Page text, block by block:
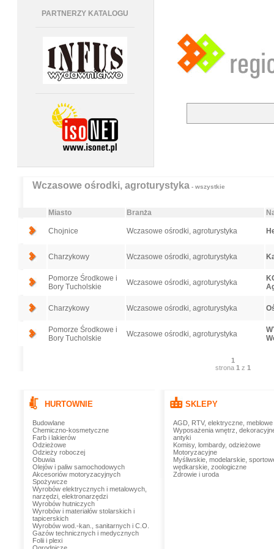
PARTNERZY KATALOGU
Wczasowe ośrodki, agroturystyka- wszystkie
Miasto Branża
Chojnice Wczasowe ośrodki, agroturystyka
Charzykowy Wczasowe ośrodki, agroturystyka
Pomorze Środkowe i
Bory Tucholskie
Wczasowe ośrodki, agroturystyka
Charzykowy Wczasowe ośrodki, agroturystyka
Pomorze Środkowe i
Bory Tucholskie
Wczasowe ośrodki, agroturystyka
1
strona 1 z 1
HURTOWNIE
Budowlane
Chemiczno-kosmetyczne
Farb i lakierów
Odzieżowe
Odzieży roboczej
Obuwia
Olejów i paliw samochodowych
Akcesoriów motoryzacyjnych
Spożywcze
Wyrobów elektrycznych i metalowych,
narzędzi, elektronarzędzi
Wyrobów hutniczych
Wyrobów i materiałów stolarskich i
tapicerskich
Wyrobów wod.-kan., sanitarnych i C.O.
Gazów technicznych i medycznych
Folii i plexi
SKLEPY
AGD, RTV, elektryczne, meblowe
Wyposażenia wnętrz,
antyki
Komisy, lombardy, odzieżowe
Motoryzacyjne
Myśliwskie, modelarskie,
wędkarskie, zoologiczne
Zdrowie i uroda